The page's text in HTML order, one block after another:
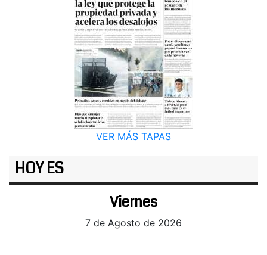
VER MÁS TAPAS
HOY ES
Viernes
7 de Agosto de 2026